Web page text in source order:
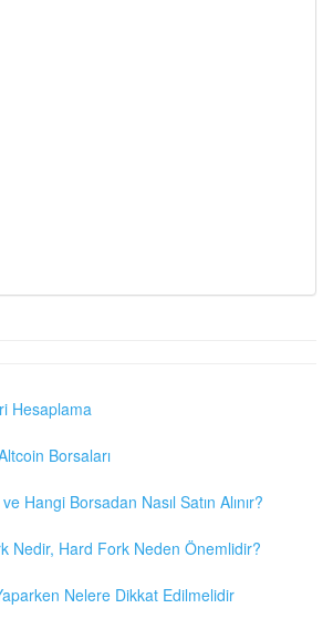
Hesaplama
Borsaları
Hangi Borsadan Nasıl Satın Alınır?
Nedir, Hard Fork Neden Önemlidir?
Nelere Dikkat Edilmelidir